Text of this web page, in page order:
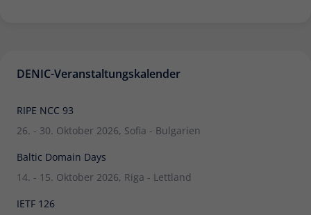
DENIC-Veranstaltungskalender
RIPE NCC 93
26. - 30. Oktober 2026, Sofia - Bulgarien
Baltic Domain Days
14. - 15. Oktober 2026, Riga - Lettland
IETF 126